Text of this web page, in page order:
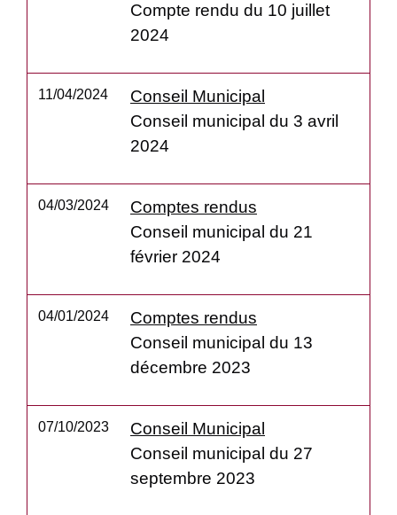
Compte rendu du 10 juillet
2024
11/04/2024
Conseil Municipal
Conseil municipal du 3 avril
2024
04/03/2024
Comptes rendus
Conseil municipal du 21
février 2024
04/01/2024
Comptes rendus
Conseil municipal du 13
décembre 2023
07/10/2023
Conseil Municipal
Conseil municipal du 27
septembre 2023